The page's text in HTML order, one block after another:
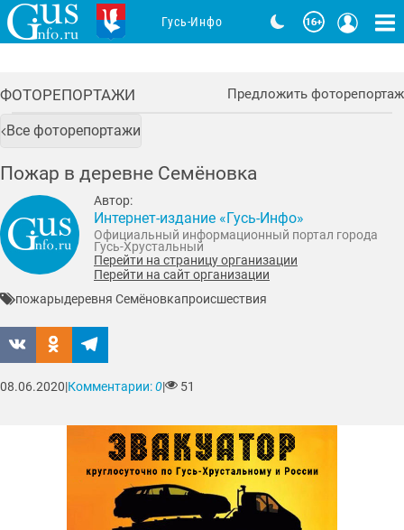
ФОТОРЕПОРТАЖИ Предложить фоторепортаж
Все фоторепортажи
Пожар в деревне Семёновка
Автор:
Интернет-издание «Гусь-Инфо»
Официальный информационный портал города
Гусь-Хрустальный
Перейти на страницу организации
Перейти на сайт организации
пожарыдеревня Семёновкапроисшествия
08.06.2020|Комментарии:0| 51
Гусь-Инфо